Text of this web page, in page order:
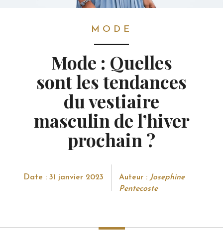
MODE
Mode : Quelles
sont les tendances
du vestiaire
masculin de l’hiver
prochain ?
Date : 31 janvier 2023 Auteur : Josephine
Pentecoste